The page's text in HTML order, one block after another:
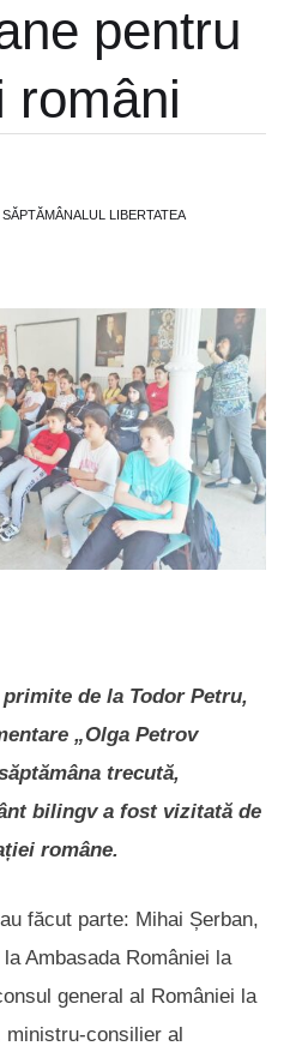
pentru
români
SĂPTĂMÂNALUL LIBERTATEA
de la Todor Petru,
„Olga Petrov
trecută,
bilingv a fost vizitată de
române.
făcut parte: Mihai Șerban,
Ambasada României la
general al României la
consilier al